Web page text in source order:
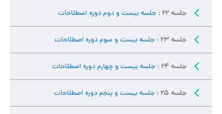
جلسه 22 : جلسه بیست و دوم دوره اصطلاحات
جلسه 23 : جلسه بیست و سوم دوره اصطلاحات
جلسه 24 : جلسه بیست و چهارم دوره اصطلاحات
جلسه 25 : جلسه بیست و پنجم دوره اصطلاحات